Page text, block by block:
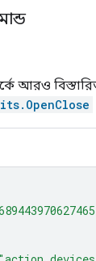
আরও